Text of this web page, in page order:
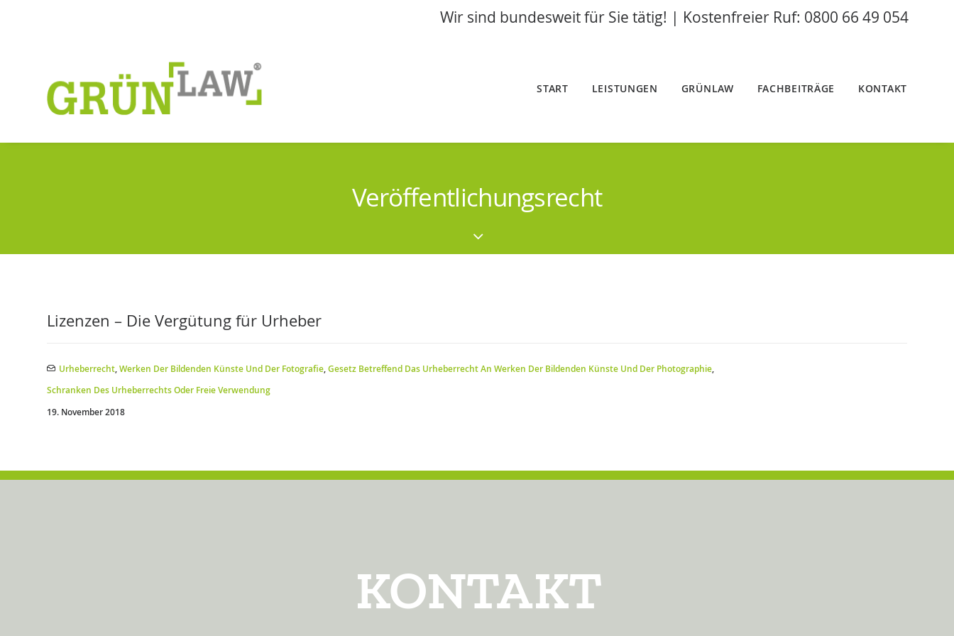
Wir sind bundesweit für Sie tätig! | Kostenfreier Ruf: 0800 66 49 054
START LEISTUNGEN GRÜNLAW FACHBEITRÄGE KONTAKT
Veröffentlichungsrecht
Lizenzen – Die Vergütung für Urheber
Urheberrecht,Werken Der Bildenden Künste Und Der Fotografie,Gesetz Betreffend Das Urheberrecht An Werken Der Bildenden Künste Und Der Photographie,
Schranken Des Urheberrechts Oder Freie Verwendung
19. November 2018
KONTAKT